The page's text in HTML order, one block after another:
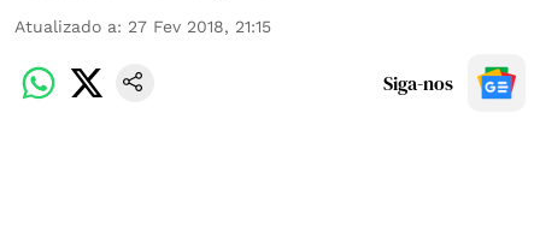
Atualizado a: 27 Fev 2018, 21:15
Siga-nos